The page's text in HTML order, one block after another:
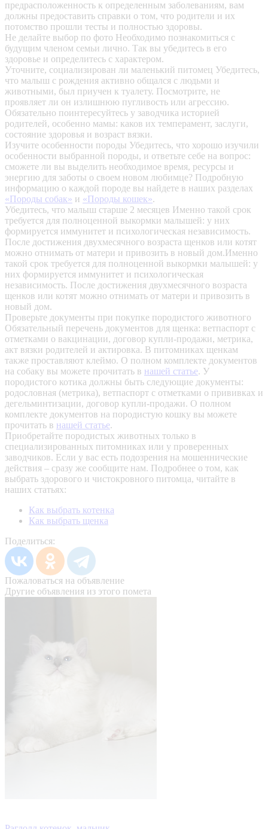
предрасположенность к определенным заболеваниям, вам
должны предоставить справки о том, что родители и их
потомство прошли тесты и полностью здоровы.
Не делайте выбор по фото Необходимо познакомиться с
будущим членом семьи лично. Так вы убедитесь в его
здоровье и определитесь с характером.
Уточните, социализирован ли маленький питомец Убедитесь,
что малыш с рождения активно общался с людьми и
животными, был приучен к туалету. Посмотрите, не
проявляет ли он излишнюю пугливость или агрессию.
Обязательно поинтересуйтесь у заводчика историей
родителей, особенно мамы: каков их темперамент, заслуги,
состояние здоровья и возраст вязки.
Изучите особенности породы Убедитесь, что хорошо изучили
особенности выбранной породы, и ответьте себе на вопрос:
сможете ли вы выделить необходимое время, ресурсы и
энергию для заботы о своем новом любимце? Подробную
информацию о каждой породе вы найдете в наших разделах
«Породы собак» и «Породы кошек».
Убедитесь, что малыш старше 2 месяцев Именно такой срок
требуется для полноценной выкормки малышей: у них
формируется иммунитет и психологическая независимость.
После достижения двухмесячного возраста щенков или котят
можно отнимать от матери и привозить в новый дом.Именно
такой срок требуется для полноценной выкормки малышей: у
них формируется иммунитет и психологическая
независимость. После достижения двухмесячного возраста
щенков или котят можно отнимать от матери и привозить в
новый дом.
Проверьте документы при покупке породистого животного
Обязательный перечень документов для щенка: ветпаспорт с
отметками о вакцинации, договор купли-продажи, метрика,
акт вязки родителей и актировка. В питомниках щенкам
также проставляют клеймо. О полном комплекте документов
на собаку вы можете прочитать в нашей статье. У
породистого котика должны быть следующие документы:
родословная (метрика), ветпаспорт с отметками о прививках и
дегельминтизации, договор купли-продажи. О полном
комплекте документов на породистую кошку вы можете
прочитать в нашей статье.
Приобретайте породистых животных только в
специализированных питомниках или у проверенных
заводчиков. Если у вас есть подозрения на мошеннические
действия – сразу же сообщите нам. Подробнее о том, как
выбрать здорового и чистокровного питомца, читайте в
наших статьях:
Как выбрать котенка
Как выбрать щенка
Поделиться:
Пожаловаться на объявление
Другие объявления из этого помета